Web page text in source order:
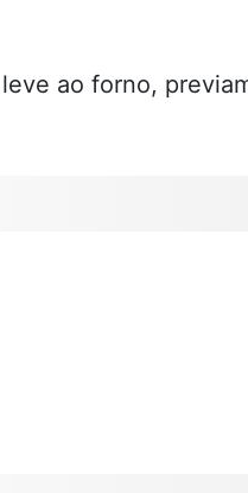
ao forno,